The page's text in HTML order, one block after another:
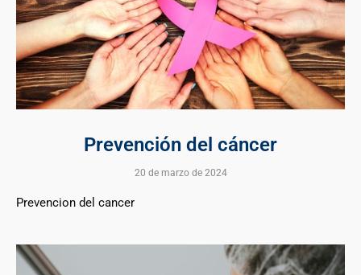
Prevención del cáncer
20 de marzo de 2024
Prevencion del cancer